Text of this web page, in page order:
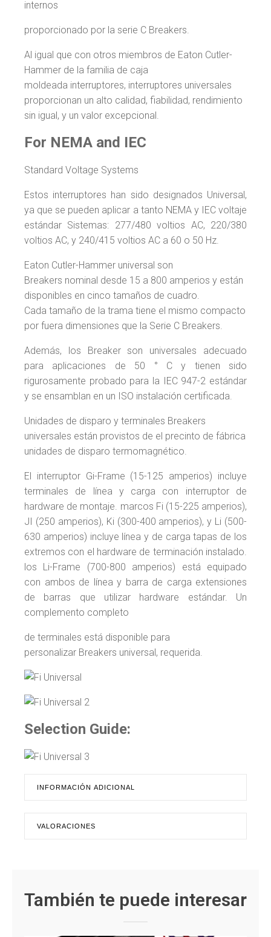
internos
proporcionado por la serie C Breakers.
Al igual que con otros miembros de Eaton Cutler-
Hammer de la familia de caja
moldeada interruptores, interruptores universales
proporcionan un alto calidad, fiabilidad, rendimiento
sin igual, y un valor excepcional.
For NEMA and IEC
Standard Voltage Systems
Estos interruptores han sido designados Universal,
ya que se pueden aplicar a tanto NEMA y IEC voltaje
estándar Sistemas: 277/480 voltios AC, 220/380
voltios AC, y 240/415 voltios AC a 60 o 50 Hz.
Eaton Cutler-Hammer universal son
Breakers nominal desde 15 a 800 amperios y están
disponibles en cinco tamaños de cuadro.
Cada tamaño de la trama tiene el mismo compacto
por fuera dimensiones que la Serie C Breakers.
Además, los Breaker son universales adecuado
para aplicaciones de 50 ° C y tienen sido
rigurosamente probado para la IEC 947-2 estándar
y se ensamblan en un ISO instalación certificada.
Unidades de disparo y terminales Breakers
universales están provistos de el precinto de fábrica
unidades de disparo termomagnético.
El interruptor Gi-Frame (15-125 amperios) incluye
terminales de línea y carga con interruptor de
hardware de montaje. marcos Fi (15-225 amperios),
JI (250 amperios), Ki (300-400 amperios), y Li (500-
630 amperios) incluye línea y de carga tapas de los
extremos con el hardware de terminación instalado.
los Li-Frame (700-800 amperios) está equipado
con ambos de línea y barra de carga extensiones
de barras que utilizar hardware estándar. Un
complemento completo
de terminales está disponible para
personalizar Breakers universal, requerida.
Selection Guide:
INFORMACIÓN ADICIONAL
VALORACIONES
También te puede interesar